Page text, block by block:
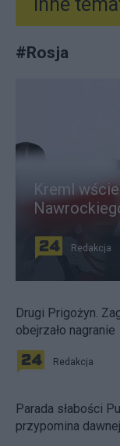
#Rosja
Kreml
Redakcja
Drugi Prigożyn.
obejrzało nagranie
Redakcja
Parada słabości
przypomina